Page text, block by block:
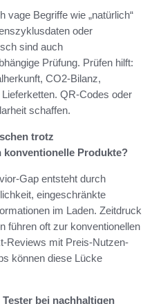
vage Begriffe wie „natürlich“
oder
sind auch
Prüfung. Prüfen hilft:
CO2-Bilanz,
QR-Codes oder
schaffen.
trotz
Produkte?
Gap entsteht durch
eingeschränkte
im Laden. Zeitdruck
führen oft zur konventionellen
Reviews mit Preis-Nutzen-
können diese Lücke
bei nachhaltigen